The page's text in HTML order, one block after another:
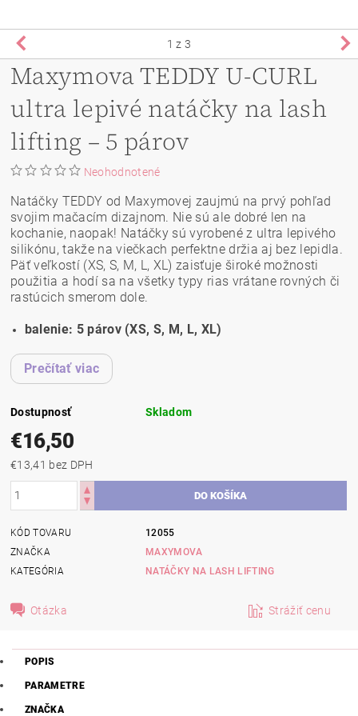
1 z 3
Maxymova TEDDY U-CURL
ultra lepivé natáčky na lash
lifting – 5 párov
Neohodnotené
Natáčky TEDDY od Maxymovej zaujmú na prvý pohľad
svojim mačacím dizajnom. Nie sú ale dobré len na
kochanie, naopak! Natáčky sú vyrobené z ultra lepivého
silikónu, takže na viečkach perfektne držia aj bez lepidla.
Päť veľkostí (XS, S, M, L, XL) zaisťuje široké možnosti
použitia a hodí sa na všetky typy rias vrátane rovných či
rastúcich smerom dole.
balenie: 5 párov (XS, S, M, L, XL)
Prečítať viac
Dostupnosť Skladom
€16,50
€13,41 bez DPH
KÓD TOVARU
12055
ZNAČKA
MAXYMOVA
KATEGÓRIA
NATÁČKY NA LASH LIFTING
Otázka Strážiť cenu
POPIS
PARAMETRE
ZNAČKA